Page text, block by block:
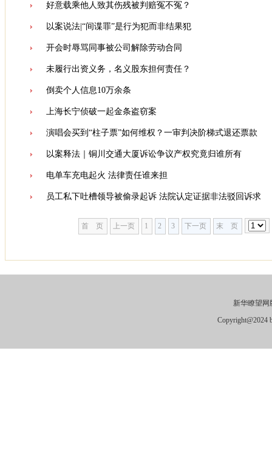
好意载乘他人致其伤残被判赔冤不冤？
以案说法|“间谍罪”是行为犯而非结果犯
开会时辱骂同事被公司解除劳动合同
未履行出资义务，名义股东担何责任？
倒卖个人信息10万余条
上海长宁侦破一起金条盗窃案
演唱会买到“柱子票”如何维权？一审判决阶梯式退还票款
以案释法｜铜川交通大厦诉讼争议产权究竟归谁所有
电单车充电起火 法律责任谁来担
员工私下吐槽领导被偷录起诉 法院认定证据非法驳回诉求
首 页 上一页 1 2 3 下一页 末 页
新华瞭望
Copyright@2024